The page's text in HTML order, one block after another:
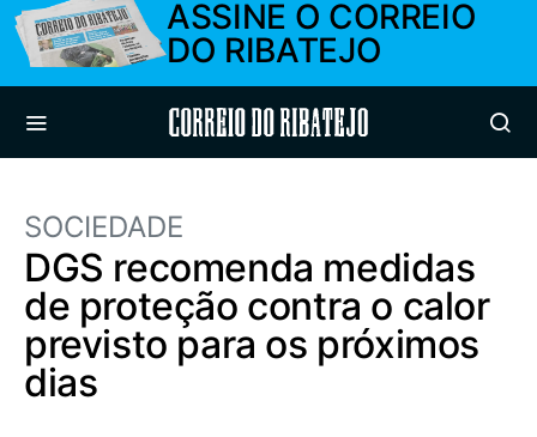
ASSINE O CORREIO
DO RIBATEJO
Correio do Ribatejo
SOCIEDADE
DGS recomenda medidas
de proteção contra o calor
previsto para os próximos
dias